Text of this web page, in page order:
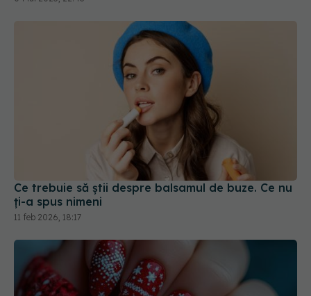
Ce trebuie să știi despre balsamul de buze. Ce nu